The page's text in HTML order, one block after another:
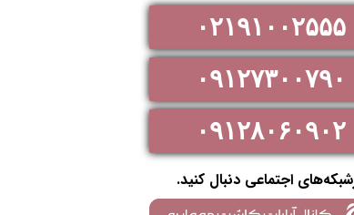
۰۲۱۹۱۰۰۲۵۵۵
۰۹۱۲۷۳۰۰۷۹۰
۰۹۱۲۸۰۶۰۹۰۲
اجتماعی دنبال کنید.